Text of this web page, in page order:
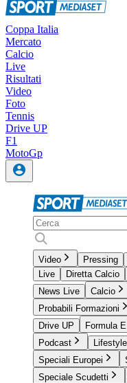
Coppa Italia
Mercato
Calcio
Live
Risultati
Video
Foto
Tennis
Drive UP
F1
MotoGp
Video Pressing
Live
Diretta Calcio
News Live
Calcio
Probabili Formazioni
Drive UP
Formula E
Podcast
Lifestyle
Speciali Europei
Speciale Scudetti